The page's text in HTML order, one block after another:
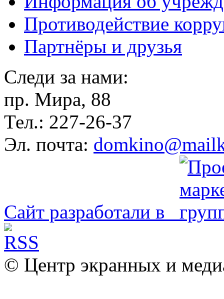
Противодействие
Партнёры и друзья
Следи за нами:
пр. Мира, 88
Тел.: 227-26-37
Эл. почта:
Сайт разработали в
© Центр экранных и